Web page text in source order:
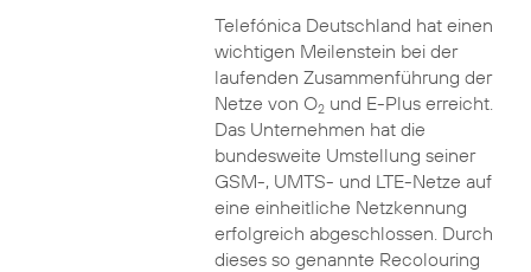
Telefónica Deutschland hat einen
wichtigen Meilenstein bei der
laufenden Zusammenführung der
Netze von O2und E-Plus erreicht.
Das Unternehmen hat die
bundesweite Umstellung seiner
GSM-, UMTS- und LTE-Netze auf
eine einheitliche Netzkennung
erfolgreich abgeschlossen. Durch
dieses so genannte Recolouring